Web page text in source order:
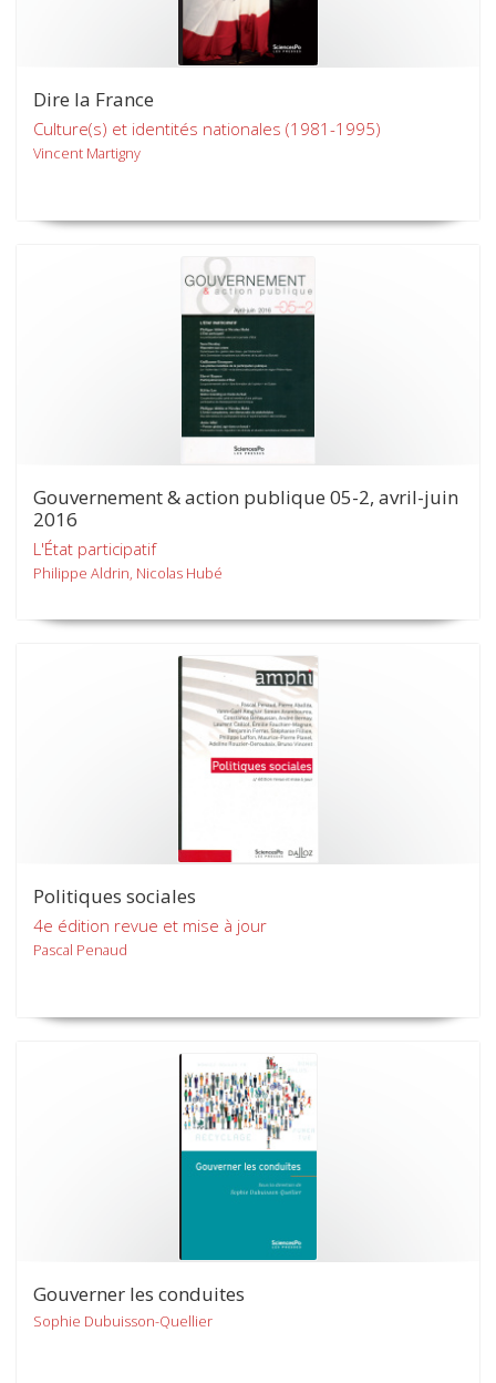
Dire la France
Culture(s) et identités nationales (1981-1995)
Vincent Martigny
Gouvernement & action publique 05-2, avril-juin
2016
L'État participatif
Philippe Aldrin, Nicolas Hubé
Politiques sociales
4e édition revue et mise à jour
Pascal Penaud
Gouverner les conduites
Sophie Dubuisson-Quellier